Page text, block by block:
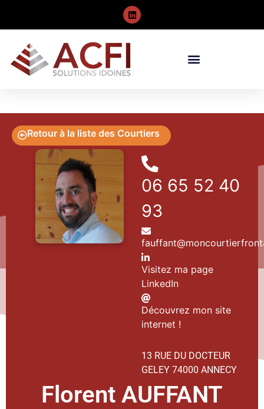
06 65 52 40
93
Visitez ma page
LinkedIn
Découvrez mon site
internet !
13 RUE DU DOCTEUR
GELEY 74000 ANNECY
Florent AUFFANT
Retour à la liste des Courtiers